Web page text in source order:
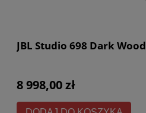
JBL Studio 698 Dark Wood
8 998,00 zł